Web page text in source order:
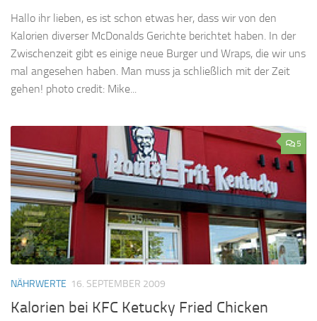
Hallo ihr lieben, es ist schon etwas her, dass wir von den
Kalorien diverser McDonalds Gerichte berichtet haben. In der
Zwischenzeit gibt es einige neue Burger und Wraps, die wir uns
mal angesehen haben. Man muss ja schließlich mit der Zeit
gehen! photo credit: Mike...
5
NÄHRWERTE 16. SEPTEMBER 2009
Kalorien bei KFC Ketucky Fried Chicken